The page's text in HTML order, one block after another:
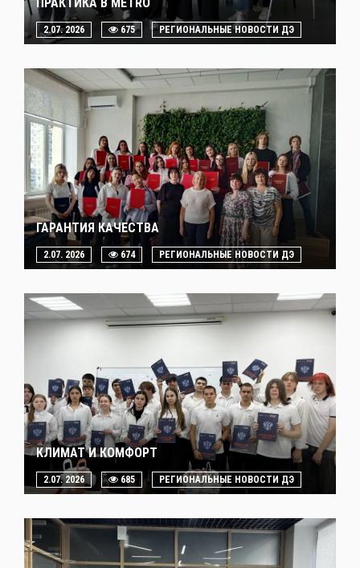
ПРАКТИКА В METRO
2.07. 2026 675 РЕГИОНАЛЬНЫЕ НОВОСТИ ДЭ
ГАРАНТИЯ КАЧЕСТВА
2.07. 2026 674 РЕГИОНАЛЬНЫЕ НОВОСТИ ДЭ
КЛИМАТ И КОМФОРТ
2.07. 2026 685 РЕГИОНАЛЬНЫЕ НОВОСТИ ДЭ